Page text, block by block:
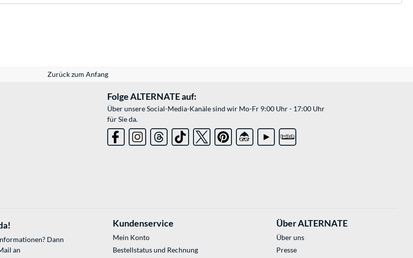
Zurück zum Anfang
Folge ALTERNATE auf:
Über unsere Social-Media-Kanäle sind wir Mo-Fr 9:00 Uhr - 17:00 Uhr
für Sie da.
Dann
an
Kundenservice
Mein Konto
Bestellstatus und Rechnung
Über ALTERNATE
Über uns
Presse